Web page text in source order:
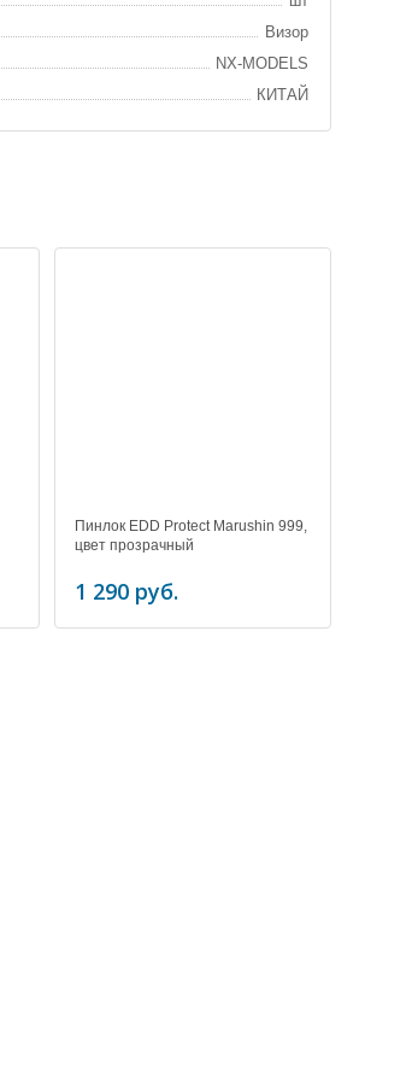
Визор
NX-MODELS
КИТАЙ
Пинлок EDD Protect Marushin 999,
цвет прозрачный
1 290 руб.